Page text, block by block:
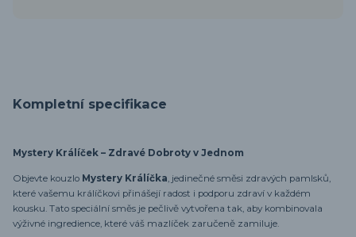
Kompletní specifikace
Mystery Králíček – Zdravé Dobroty v Jednom
Objevte kouzlo Mystery Králíčka, jedinečné směsi zdravých pamlsků,
které vašemu králíčkovi přinášejí radost i podporu zdraví v každém
kousku. Tato speciální směs je pečlivě vytvořena tak, aby kombinovala
výživné ingredience, které váš mazlíček zaručeně zamiluje.